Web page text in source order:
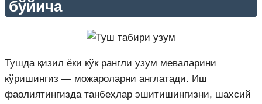
бўйича
Тушда қизил ёки кўк рангли узум меваларини
кўришингиз — можароларни англатади. Иш
фаолиятингизда танбеҳлар эшитишингизни, шахсий